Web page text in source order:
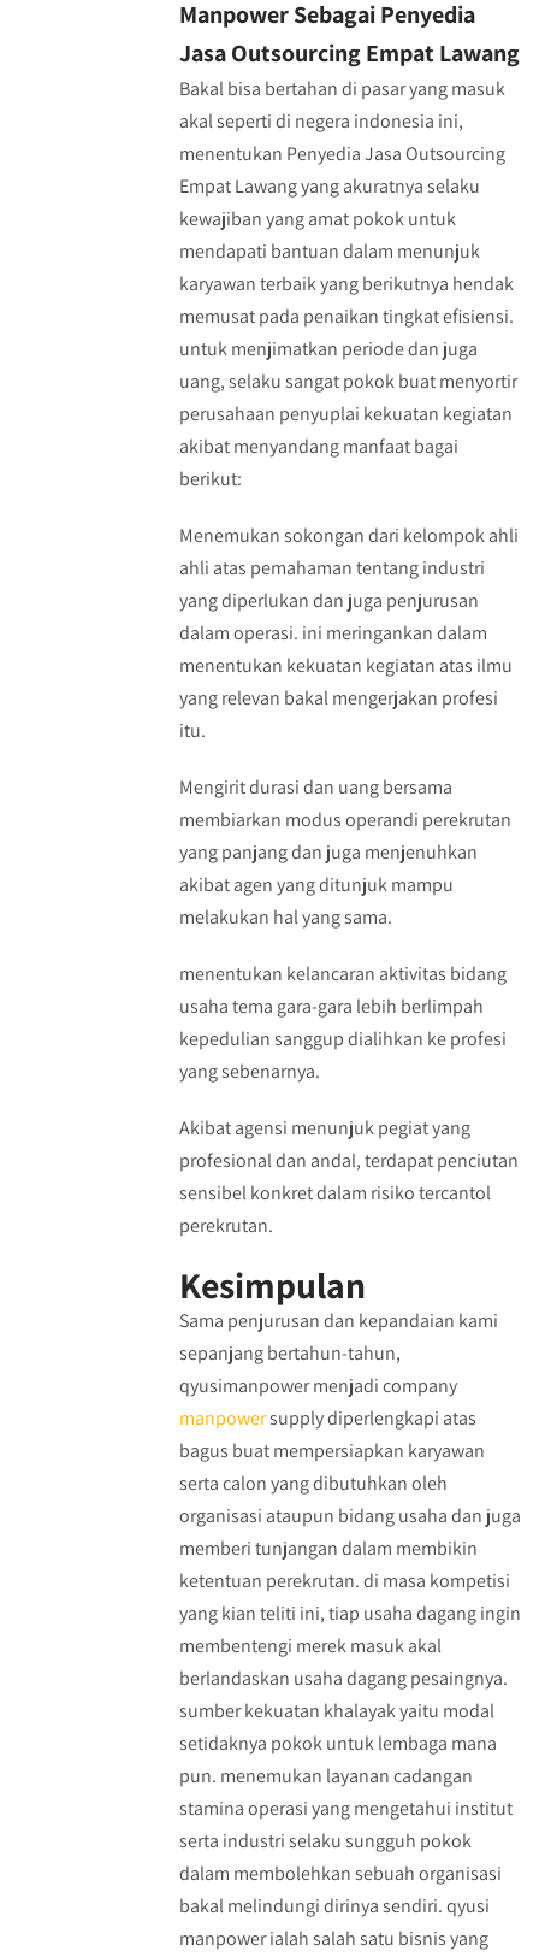
Manpower Sebagai Penyedia
Jasa Outsourcing Empat Lawang
Bakal bisa bertahan di pasar yang masuk
akal seperti di negera indonesia ini,
menentukan Penyedia Jasa Outsourcing
Empat Lawang yang akuratnya selaku
kewajiban yang amat pokok untuk
mendapati bantuan dalam menunjuk
karyawan terbaik yang berikutnya hendak
memusat pada penaikan tingkat efisiensi.
untuk menjimatkan periode dan juga
uang, selaku sangat pokok buat menyortir
perusahaan penyuplai kekuatan kegiatan
akibat menyandang manfaat bagai
berikut:
Menemukan sokongan dari kelompok ahli
ahli atas pemahaman tentang industri
yang diperlukan dan juga penjurusan
dalam operasi. ini meringankan dalam
menentukan kekuatan kegiatan atas ilmu
yang relevan bakal mengerjakan profesi
itu.
Mengirit durasi dan uang bersama
membiarkan modus operandi perekrutan
yang panjang dan juga menjenuhkan
akibat agen yang ditunjuk mampu
melakukan hal yang sama.
menentukan kelancaran aktivitas bidang
usaha tema gara-gara lebih berlimpah
kepedulian sanggup dialihkan ke profesi
yang sebenarnya.
Akibat agensi menunjuk pegiat yang
profesional dan andal, terdapat penciutan
sensibel konkret dalam risiko tercantol
perekrutan.
Kesimpulan
Sama penjurusan dan kepandaian kami
sepanjang bertahun-tahun,
qyusimanpower menjadi company
manpowersupply diperlengkapi atas
bagus buat mempersiapkan karyawan
serta calon yang dibutuhkan oleh
organisasi ataupun bidang usaha dan juga
memberi tunjangan dalam membikin
ketentuan perekrutan. di masa kompetisi
yang kian teliti ini, tiap usaha dagang ingin
membentengi merek masuk akal
berlandaskan usaha dagang pesaingnya.
sumber kekuatan khalayak yaitu modal
setidaknya pokok untuk lembaga mana
pun. menemukan layanan cadangan
stamina operasi yang mengetahui institut
serta industri selaku sungguh pokok
dalam membolehkan sebuah organisasi
bakal melindungi dirinya sendiri. qyusi
manpower ialah salah satu bisnis yang